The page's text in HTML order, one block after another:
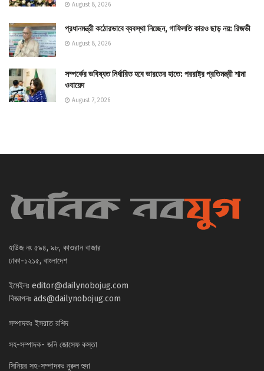
August 8, 2026
প্রধানমন্ত্রী কঠোরভাবে ব্যবস্থা নিচ্ছেন, গাফিলতি কারও ছাড় নয়: রিজভী
August 8, 2026
সম্পর্কের ভবিষ্যত নির্ধারিত হবে ভারতের হাতে: পররাষ্ট্র প্রতিমন্ত্রী শামা
ওবায়েদ
August 7, 2026
হাউজ নং ৫৯৪, ৯৮, কাওরান বাজার
ঢাকা-১২১৫, বাংলাদেশ
ইমেইলঃ editor@dailynobojug.com
বিজ্ঞাপনঃ ads@dailynobojug.com
সম্পাদকঃ ইসরাত রশিদ
সহ-সম্পাদক- জনি জোসেফ কস্তা
সিনিয়র সহ-সম্পাদকঃ নুরুল হুদা